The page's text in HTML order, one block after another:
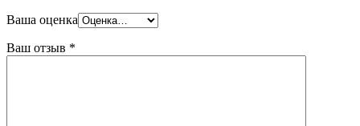
Ваша оценка
Ваш отзыв *